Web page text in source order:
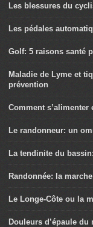
Les blessures du
Les pédales
Golf: 5 raisons santé
Maladie de Lyme et
prévention
Comment s’alimenter
Le randonneur: un
La tendinite du
Randonnée: la
Le Longe-Côte ou la
Douleurs d’épaule